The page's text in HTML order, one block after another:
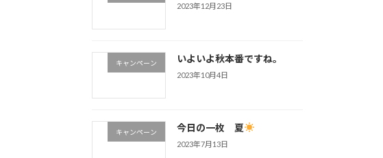
2023年12月23日
キャンペーン いよいよ秋本番ですね。
2023年10月4日
キャンペーン 今日の一枚 夏
2023年7月13日